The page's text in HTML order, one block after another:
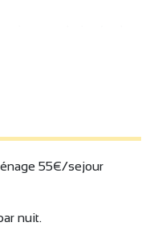
commerces sont à
55€/sejour
nuit.